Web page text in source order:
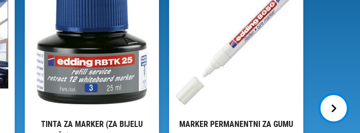
TINTA ZA MARKER (ZA BIJELU
MARKER PERMANENTNI ZA GUMU
MARKER